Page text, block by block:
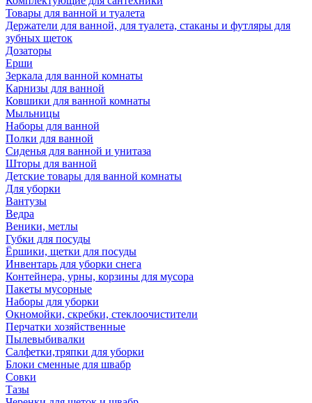
Товары для ванной и туалета
Держатели для ванной, для туалета, стаканы и футляры для
зубных щеток
Дозаторы
Ерши
Зеркала для ванной комнаты
Карнизы для ванной
Ковшики для ванной комнаты
Мыльницы
Наборы для ванной
Полки для ванной
Сиденья для ванной и унитаза
Шторы для ванной
Детские товары для ванной комнаты
Для уборки
Вантузы
Ведра
Веники, метлы
Губки для посуды
Ёршики, щетки для посуды
Инвентарь для уборки снега
Контейнера, урны, корзины для мусора
Пакеты мусорные
Наборы для уборки
Окномойки, скребки, стеклоочистители
Перчатки хозяйственные
Пылевыбивалки
Салфетки,тряпки для уборки
Блоки сменные для швабр
Совки
Тазы